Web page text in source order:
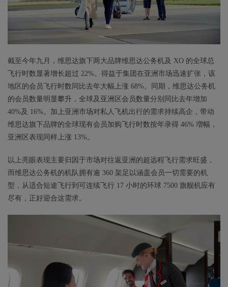
截至今年九月，维思达旗下两大品牌维思达公务机及 XO 的全球总
飞行时数显著增长超过 22%。得益于集团在亚洲市场迅速扩张，该
地区的会员飞行时数同比去年大幅上涨 68%。同期，维思达公务机
的会员数量明显攀升，全球及亚洲区会员数量分别同比去年增加
40%及 16%。加上亚洲市场对私人飞机出行的需求持续高企，带动
维思达旗下品牌的全球现有会员加购飞行时数按年录得 46% 増幅，
亚洲区表现同样上涨 13%。
以上亮眼表现主要归因于市场对往返亚洲的超远程飞行需求旺盛，
而维思达公务机的机队拥有逾 360 架足以涵盖会员一切需要的机
型，从适合短途飞行到可连续飞行 17 小时的环球 7500 旗舰机应有
尽有，正好迎合这需求。